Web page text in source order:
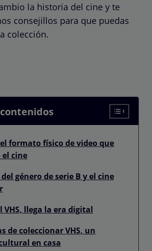
la historia del cine y te
consejillos para que puedas
colección.
el formato físico de video que
cine
del género de serie B y el cine
VHS, llega la era digital
de coleccionar VHS, un
en casa